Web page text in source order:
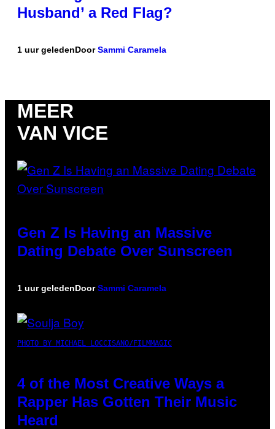
Husband’ a Red Flag?
1 uur geledenDoorSammi Caramela
MEER
VAN VICE
Gen Z Is Having an Massive
Dating Debate Over Sunscreen
1 uur geledenDoorSammi Caramela
PHOTO BY MICHAEL LOCCISANO/FILMMAGIC
4 of the Most Creative Ways a
Rapper Has Gotten Their Music
Heard